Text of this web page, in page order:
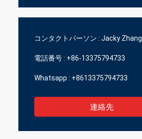
コンタクトパーソン : Jacky Zhang
電話番号 : +86-13375794733
Whatsapp : +8613375794733
連絡先